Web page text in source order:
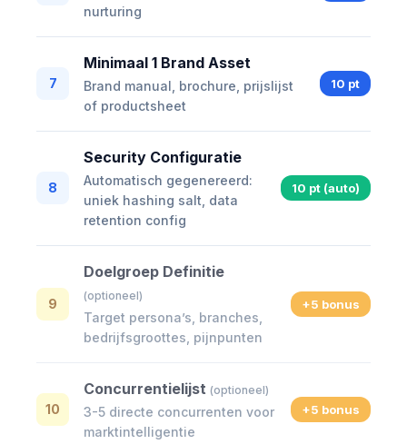
nurturing
7
Minimaal 1 Brand Asset
Brand manual, brochure, prijslijst
of productsheet
10 pt
8
Security Configuratie
Automatisch gegenereerd:
uniek hashing salt, data
retention config
10 pt (auto)
9
Doelgroep Definitie
(optioneel)
Target persona’s, branches,
bedrijfsgroottes, pijnpunten
+5 bonus
10
Concurrentielijst (optioneel)
3-5 directe concurrenten voor
marktintelligentie
+5 bonus